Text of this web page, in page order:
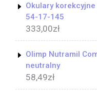
Okulary korekcyjne
54-17-145
333,00zł
Olimp Nutramil
neutralny
58,49zł